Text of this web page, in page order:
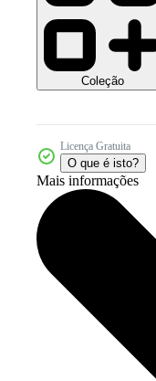
Coleção
Licença Gratuita
O que é isto?
Mais informações